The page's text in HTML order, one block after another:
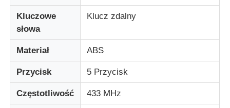
Kluczowe
słowa
Klucz zdalny
Materiał ABS
Przycisk 5 Przycisk
Częstotliwość 433 MHz